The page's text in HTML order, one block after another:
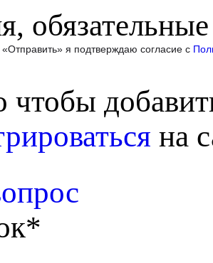
я подтверждаю согласие с
чтобы
на